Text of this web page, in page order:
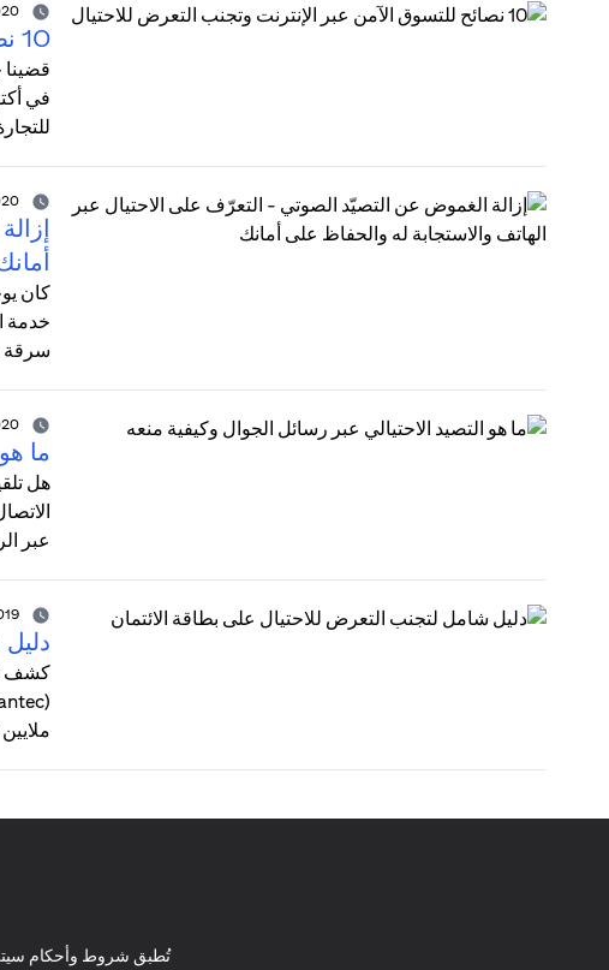
Dec 28, 2020
10 نصائح للتسوق الآمن عبر الإنترنت وتجنب التعرض للاحتيال
قضينا
Nov 15, 2020
كان
خدمة
سرقة
Oct 14, 2020
ما
هل
عبر
Dec 17, 2019
تُطبق شروط وأحكام